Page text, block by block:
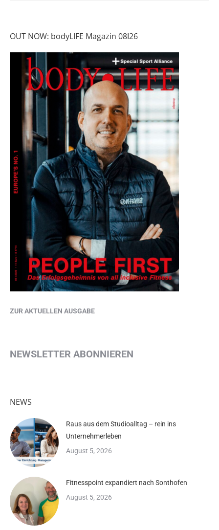
OUT NOW: bodyLIFE Magazin 08I26
ZUR AKTUELLEN AUSGABE
NEWSLETTER ABONNIEREN
NEWS
Raus aus dem Studioalltag – rein ins
Unternehmerleben
August 5, 2026
Fitnesspoint expandiert nach Sonthofen
August 5, 2026